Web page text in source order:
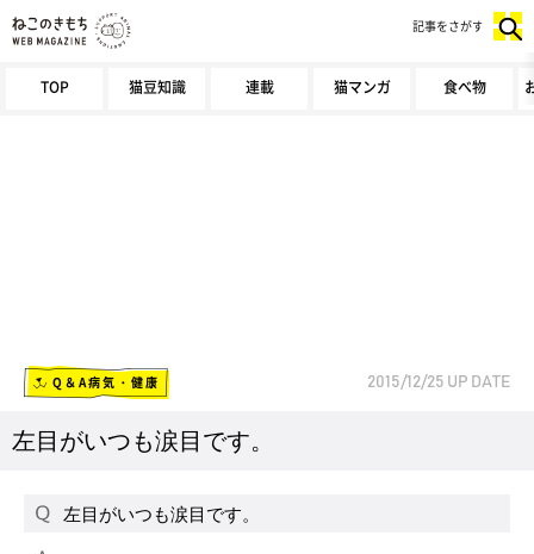
TOP 猫豆知識 連載 猫マンガ 食べ物
記事をさがす
Q＆A病気・健康 2015/12/25 UP DATE
左目がいつも涙目です。
左目がいつも涙目です。